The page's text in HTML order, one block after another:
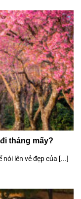
tháng mấy?
lên vẻ đẹp của [...]